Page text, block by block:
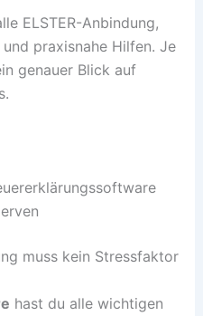
ELSTER-Anbindung,
praxisnahe Hilfen. Je
genauer Blick auf
muss kein Stressfaktor
hast du alle wichtigen